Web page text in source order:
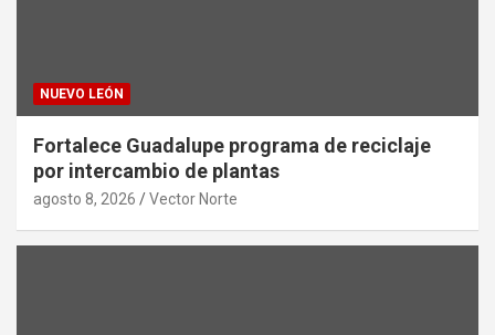
NUEVO LEÓN
Fortalece Guadalupe programa de reciclaje
por intercambio de plantas
agosto 8, 2026 Vector Norte